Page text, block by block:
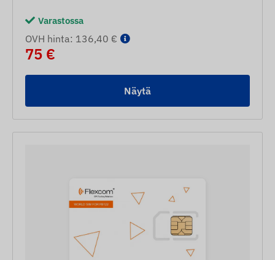
Varastossa
OVH hinta: 136,40 €
75 €
Näytä